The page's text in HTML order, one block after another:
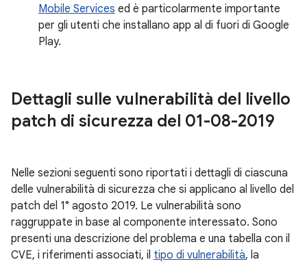
Mobile Services ed è particolarmente importante
per gli utenti che installano app al di fuori di Google
Play.
Dettagli sulle vulnerabilità del livello
patch di sicurezza del 01-08-2019
Nelle sezioni seguenti sono riportati i dettagli di ciascuna
delle vulnerabilità di sicurezza che si applicano al livello del
patch del 1° agosto 2019. Le vulnerabilità sono
raggruppate in base al componente interessato. Sono
presenti una descrizione del problema e una tabella con il
CVE, i riferimenti associati, il tipo di vulnerabilità, la